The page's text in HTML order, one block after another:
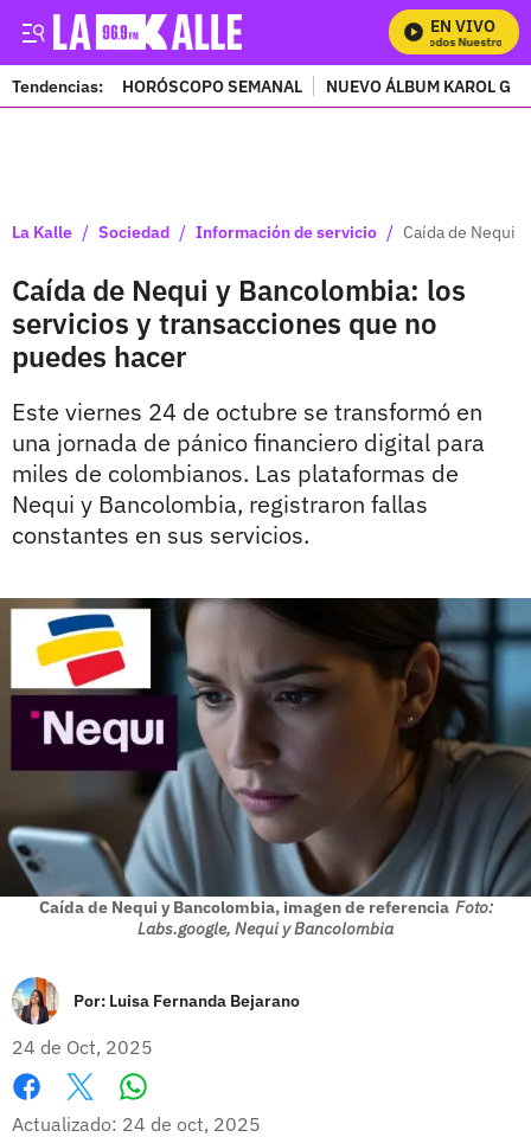
EN VIVO
Mira Todos Nuestros
Tendencias: HORÓSCOPO SEMANAL NUEVO ÁLBUM KAROL G
La Kalle / Sociedad / Información de servicio / Caída de Nequi
Caída de Nequi y Bancolombia: los
servicios y transacciones que no
puedes hacer
Este viernes 24 de octubre se transformó en
una jornada de pánico financiero digital para
miles de colombianos. Las plataformas de
Nequi y Bancolombia, registraron fallas
constantes en sus servicios.
Caída de Nequi y Bancolombia, imagen de referencia Foto:
Labs.google, Nequi y Bancolombia
Por: Luisa Fernanda Bejarano
24 de Oct, 2025
Facebook
X
Actualizado: 24 de oct, 2025